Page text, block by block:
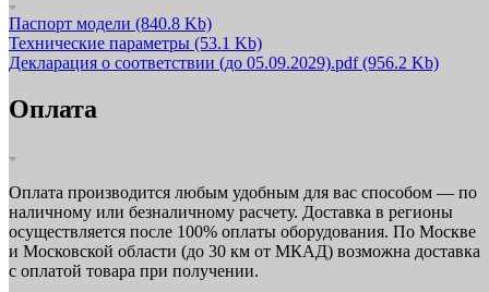
Паспорт модели (840.8 Kb)
Технические параметры (53.1 Kb)
Декларация о соответствии (до 05.09.2029).pdf(956.2 Kb)
Оплата
Оплата производится любым удобным для вас способом — по
наличному или безналичному расчету. Доставка в регионы
осуществляется после 100% оплаты оборудования. По Москве
и Московской области (до 30 км от МКАД) возможна доставка
с оплатой товара при получении.